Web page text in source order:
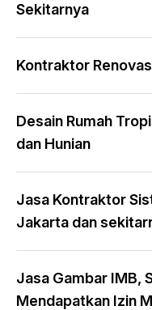
Sekitarnya
Kontraktor
Desain Rumah
dan Hunian
Jasa Kontraktor
Jakarta dan
Jasa Gambar IMB,
Mendapatkan Izin